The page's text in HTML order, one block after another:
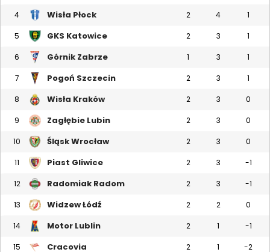
4 Wisła Płock 2 4 1
5 GKS Katowice 2 3 1
6 Górnik Zabrze 1 3 1
7 Pogoń Szczecin 2 3 1
8 Wisła Kraków 2 3 0
9 Zagłębie Lubin 2 3 0
10 Śląsk Wrocław 2 3 0
11 Piast Gliwice 2 3 -1
12 Radomiak Radom 2 3 -1
13 Widzew Łódź 2 2 0
14 Motor Lublin 2 1 -1
15 Cracovia 2 1 -2